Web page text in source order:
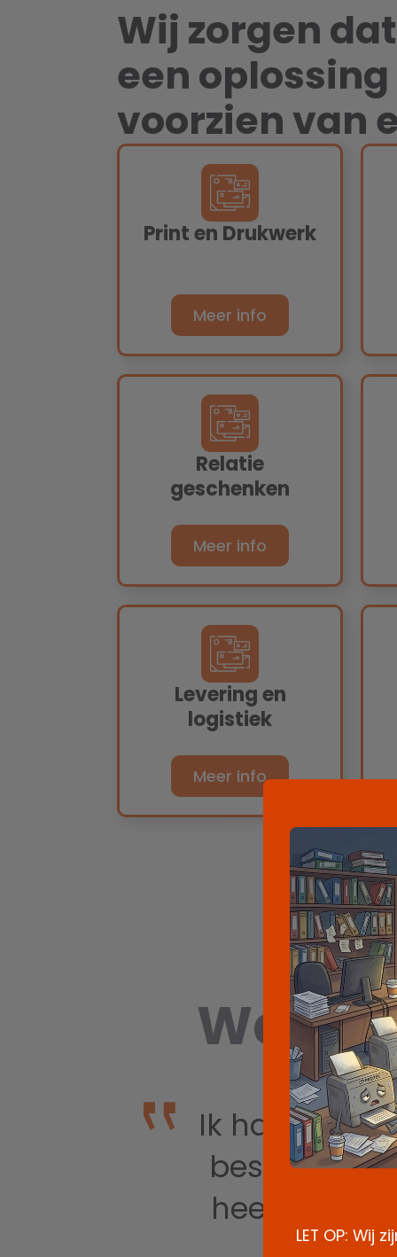
Wij zorgen
een
voorzien van
Print en Drukwerk
Meer info
Relatie
geschenken
Meer info
Levering en
logistiek
Meer info
Wat
Ik had
bestand
heeft deze
LET OP: Wij